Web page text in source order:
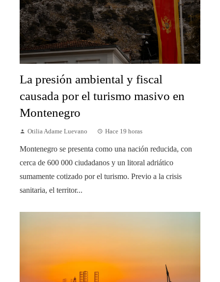
La presión ambiental y fiscal
causada por el turismo masivo en
Montenegro
Otilia Adame Luevano Hace 19 horas
Montenegro se presenta como una nación reducida, con
cerca de 600 000 ciudadanos y un litoral adriático
sumamente cotizado por el turismo. Previo a la crisis
sanitaria, el territor...